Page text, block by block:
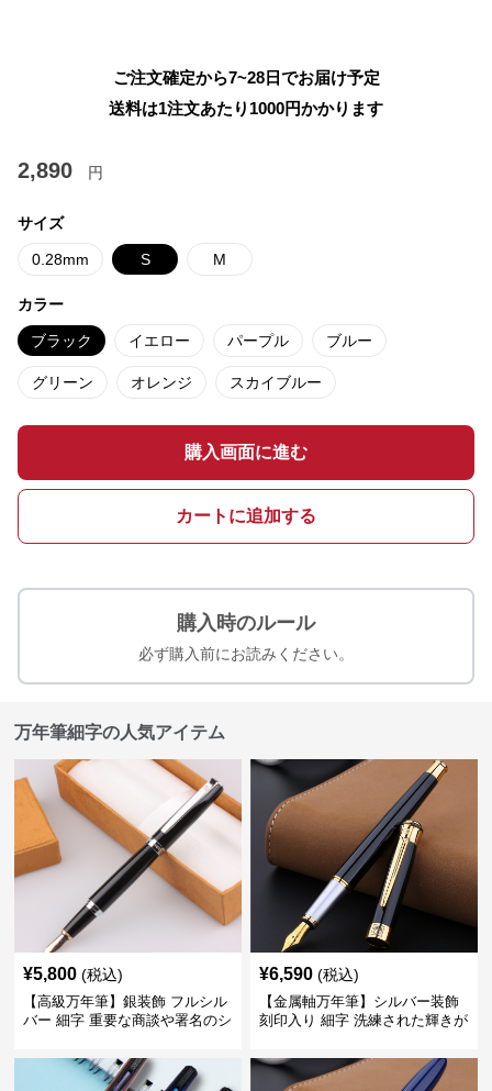
ご注文確定から7~28日でお届け予定
送料は1注文あたり 1000円かかります
2,890 円
サイズ
0.28mm S M
カラー
ブラック イエロー パープル ブルー
グリーン オレンジ スカイブルー
購入画面に進む
カートに追加する
購入時のルール
必ず購入前にお読みください。
万年筆細字の人気アイテム
¥5,800 (税込)
【高級万年筆】銀装飾 フルシル
バー 細字 重要な商談や署名のシ
てくれる
¥6,590 (税込)
【金属軸万年筆】シルバー装飾
刻印入り 細字 洗練された輝きが